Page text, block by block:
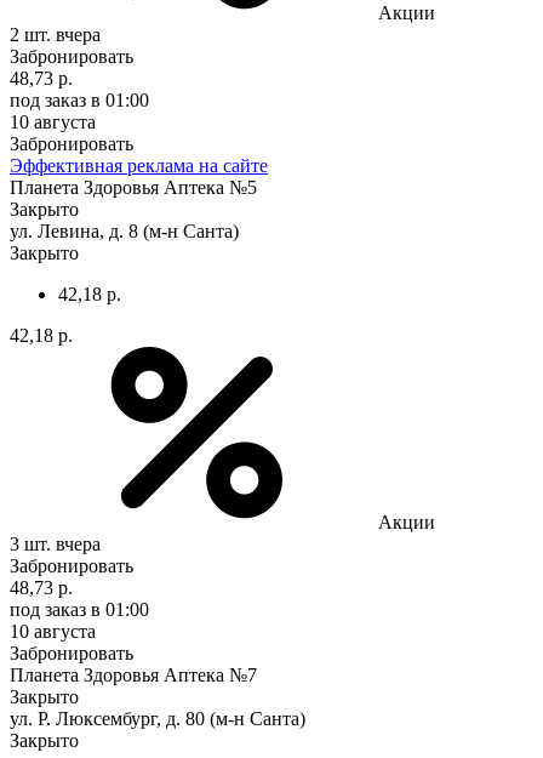
Акции
2 шт. вчера
Забронировать
48,73 р.
под заказ в 01:00
10 августа
Забронировать
Эффективная реклама на сайте
Планета Здоровья Аптека №5
Закрыто
ул. Левина, д. 8 (м-н Санта)
Закрыто
42,18 р.
42,18 р.
Акции
3 шт. вчера
Забронировать
48,73 р.
под заказ в 01:00
10 августа
Забронировать
Планета Здоровья Аптека №7
Закрыто
ул. Р. Люксембург, д. 80 (м-н Санта)
Закрыто